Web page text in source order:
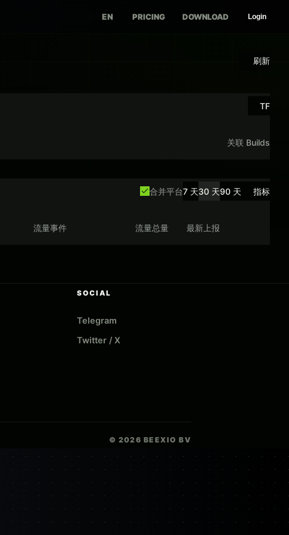
EN PRICING DOWNLOAD Login
刷新
TF
关联 Builds
合并平台7 天30 天90 天 指标
流量事件 流量总量
最新上报
SOCIAL
Telegram
Twitter / X
© 2026 BEEXIO BV